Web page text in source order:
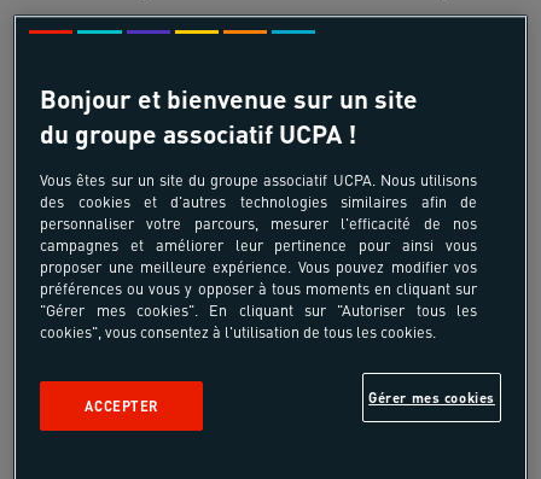
Croisière voilier Alpinisme
Bonjour et bienvenue sur un site
du groupe associatif UCPA !
Vous êtes sur un site du groupe associatif UCPA. Nous utilisons
des cookies et d'autres technologies similaires afin de
personnaliser votre parcours, mesurer l'efficacité de nos
campagnes et améliorer leur pertinence pour ainsi vous
proposer une meilleure expérience. Vous pouvez modifier vos
préférences ou vous y opposer à tous moments en cliquant sur
"Gérer mes cookies". En cliquant sur "Autoriser tous les
cookies", vous consentez à l'utilisation de tous les cookies.
Gérer mes cookies
ACCEPTER